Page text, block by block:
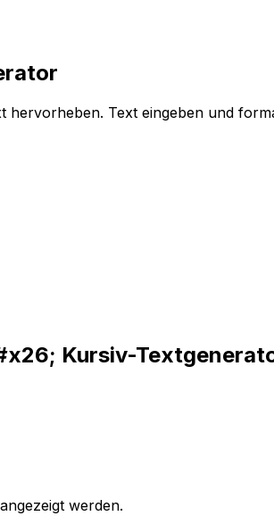
Text eingeben und
Kursiv-
werden.